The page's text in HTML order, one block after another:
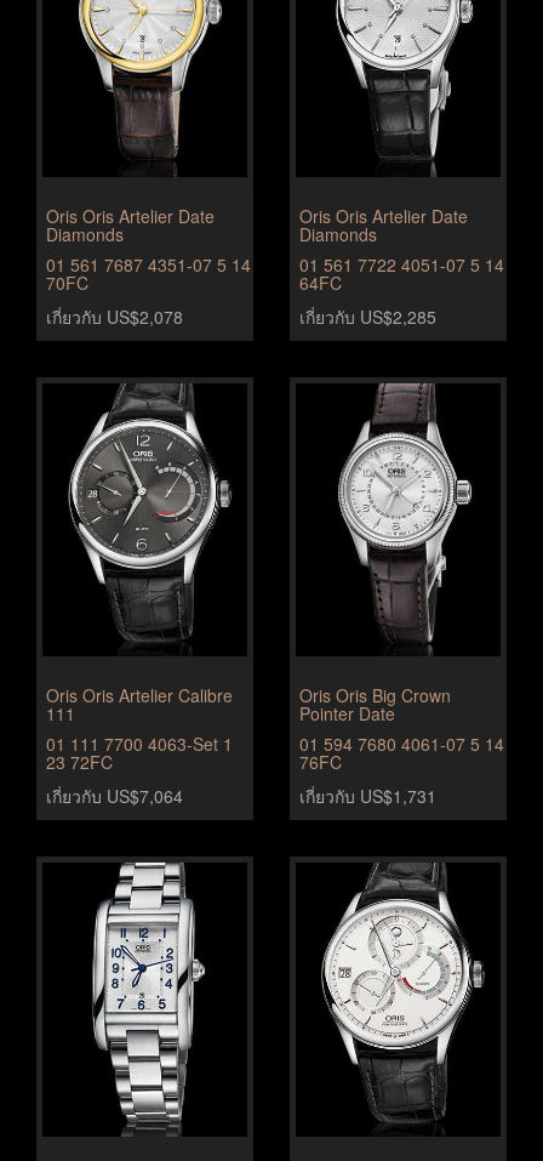
Oris Oris Artelier Date
Diamonds
01 561 7687 4351-07 5 14
70FC
เกี่ยวกับ US$2,078
Oris Oris Artelier Date
Diamonds
01 561 7722 4051-07 5 14
64FC
เกี่ยวกับ US$2,285
Oris Oris Artelier Calibre
111
01 111 7700 4063-Set 1
23 72FC
เกี่ยวกับ US$7,064
Oris Oris Big Crown
Pointer Date
01 594 7680 4061-07 5 14
76FC
เกี่ยวกับ US$1,731